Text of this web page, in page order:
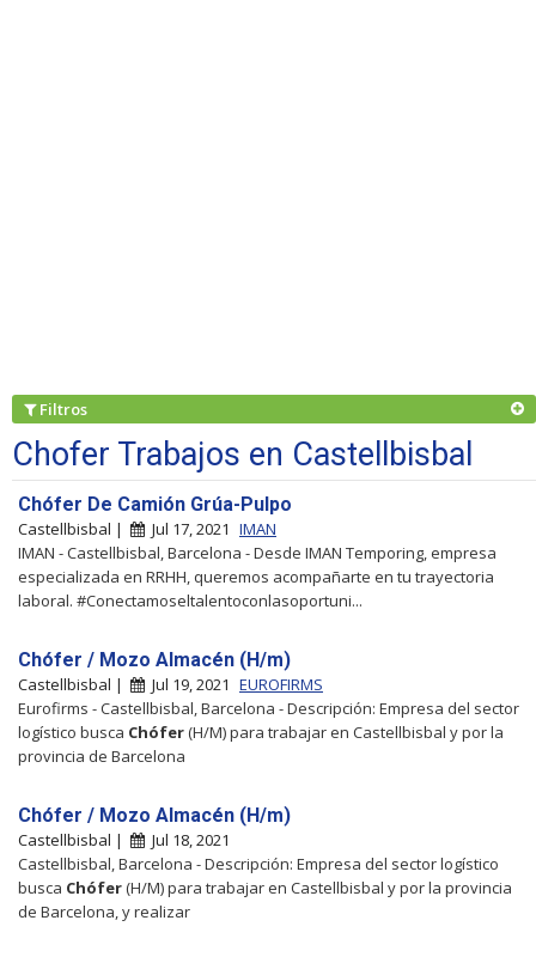
Filtros
Chofer Trabajos en Castellbisbal
Chófer De Camión Grúa-Pulpo
Castellbisbal | Jul 17, 2021 IMAN
IMAN - Castellbisbal, Barcelona - Desde IMAN Temporing, empresa
especializada en RRHH, queremos acompañarte en tu trayectoria
laboral. #Conectamoseltalentoconlasoportuni...
Chófer / Mozo Almacén (H/m)
Castellbisbal | Jul 19, 2021 EUROFIRMS
Eurofirms - Castellbisbal, Barcelona - Descripción: Empresa del sector
logístico busca Chófer(H/M) para trabajar en Castellbisbal y por la
provincia de Barcelona
Chófer / Mozo Almacén (H/m)
Castellbisbal |
Jul 18, 2021
Castellbisbal, Barcelona - Descripción: Empresa del sector logístico
busca Chófer(H/M) para trabajar en Castellbisbal y por la provincia
de Barcelona, y realizar